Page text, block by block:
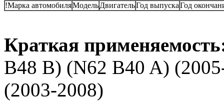
!Марка автомобиляМодельДвигательГод выпускаГод
Краткая
B48 B) (N62 B40 A)
(2003-2008)